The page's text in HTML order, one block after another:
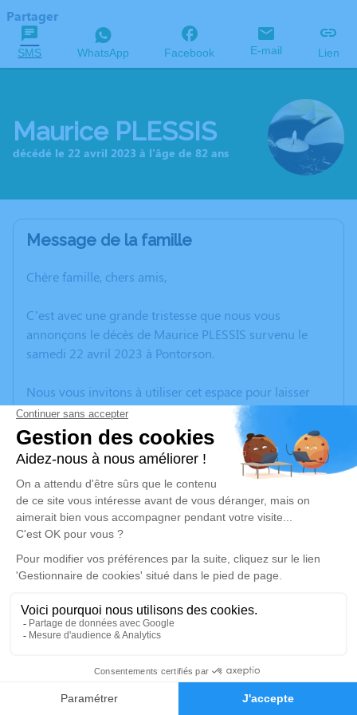
Faire-part Hommages
Partager
SMS WhatsApp Facebook E-mail Lien
Maurice PLESSIS
décédé le 22 avril 2023 à l'âge de 82 ans
Message de la famille
Chère famille, chers amis,
C’est avec une grande tristesse que nous vous
annonçons le décès de Maurice PLESSIS survenu le
samedi 22 avril 2023 à Pontorson.
Nous vous invitons à utiliser cet espace pour laisser
vos condoléances, partager des photos souvenirs, une
anecdote ou exprimer vos pensées à travers des
poèmes ou des textes. Cet endroit est un lieu
d'expression dédié à honorer la mémoire de Maurice
PLESSIS.
Un service de plantation d’arbre hommage est
disponible ici.
Je rends hommage
Cérémonie religieuse
Cimetiere de Roz-sur-Couesnon
36 Rue de Malchat